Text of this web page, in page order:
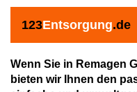
123Entsorgung.de
Wenn Sie in Remagen
bieten wir Ihnen den